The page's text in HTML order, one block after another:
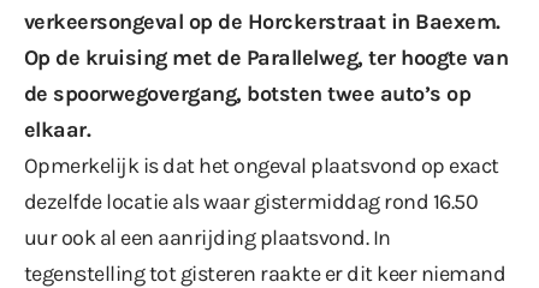
verkeersongeval op de Horckerstraat in Baexem.
Op de kruising met de Parallelweg, ter hoogte van
de spoorwegovergang, botsten twee auto’s op
elkaar.
Opmerkelijk is dat het ongeval plaatsvond op exact
dezelfde locatie als waar gistermiddag rond 16.50
uurook al een aanrijding plaatsvond. In
tegenstelling tot gisteren raakte er dit keer niemand